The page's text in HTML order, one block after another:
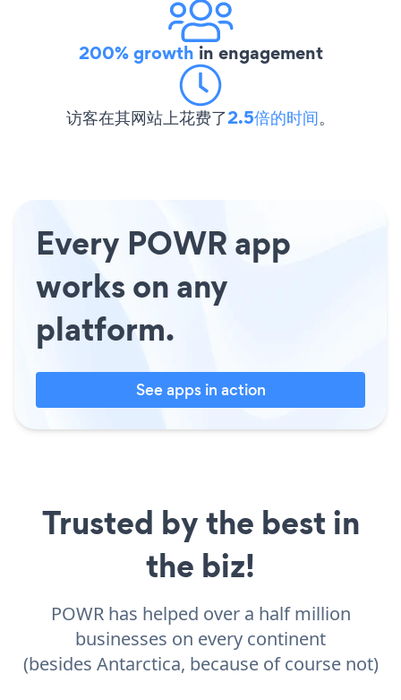
200% growth in engagement
访客在其网站上花费了2.5倍的时间。
Every POWR app
works on any
platform.
See apps in action
Trusted by the best in
the biz!
POWR has helped over a half million
businesses on every continent
(besides Antarctica, because of course not)